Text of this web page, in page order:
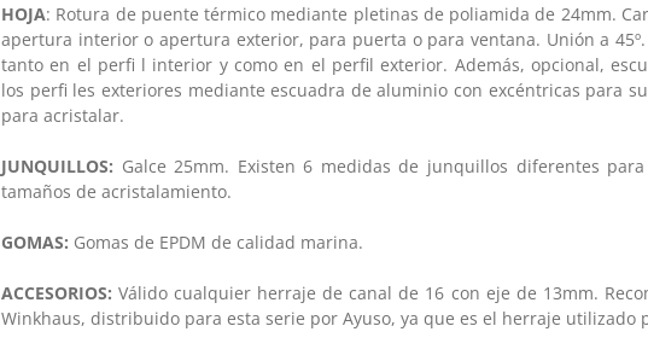
HOJA: Rotura de puente térmico mediante pletinas de poliamida de 24mm.
apertura interior o apertura exterior, para puerta o para ventana. Unión a
tanto en el perfi l interior y como en el perfil exterior. Además, opcional,
los perfi les exteriores mediante escuadra de aluminio con excéntricas para
para acristalar.
JUNQUILLOS: Galce 25mm. Existen 6 medidas de junquillos diferentes
tamaños de acristalamiento.
GOMAS: Gomas de EPDM de calidad marina.
ACCESORIOS: Válido cualquier herraje de canal de 16 con eje de 13mm.
Winkhaus, distribuido para esta serie por Ayuso, ya que es el herraje utilizado